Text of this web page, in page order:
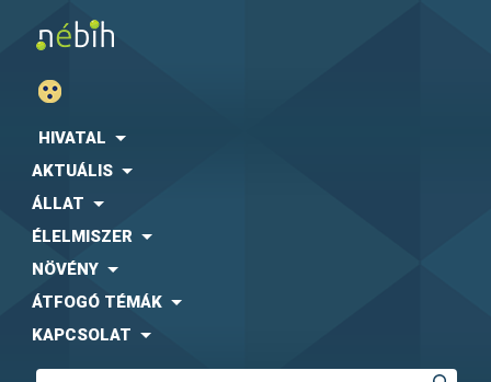
HIVATAL
AKTUÁLIS
ÁLLAT
ÉLELMISZER
NÖVÉNY
ÁTFOGÓ TÉMÁK
KAPCSOLAT